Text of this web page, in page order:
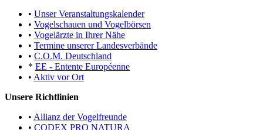
• Unser Veranstaltungskalender
• Vogelschauen und Vogelbörsen
• Vogelärzte in Ihrer Nähe
• Termine unserer Landesverbände
• C.O.M. Deutschland
* EE - Entente Européenne
• Aktiv vor Ort
Unsere Richtlinien
• Allianz der Vogelfreunde
• CODEX PRO NATURA